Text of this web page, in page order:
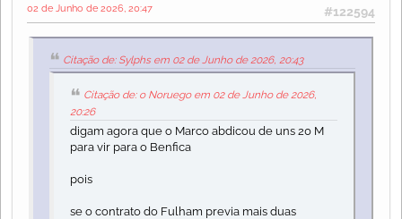
#122594
02 de Junho de 2026, 20:47
Citação de: Sylphs em 02 de Junho de 2026, 20:43
Citação de: o Noruego em 02 de Junho de 2026,
20:26
digam agora que o Marco abdicou de uns 20 M
para vir para o Benfica
pois
se o contrato do Fulham previa mais duas